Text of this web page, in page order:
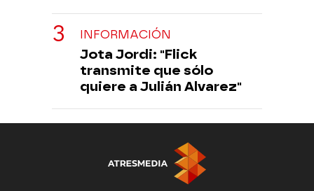
INFORMACIÓN
Jota Jordi: "Flick
transmite que sólo
quiere a Julián Alvarez"